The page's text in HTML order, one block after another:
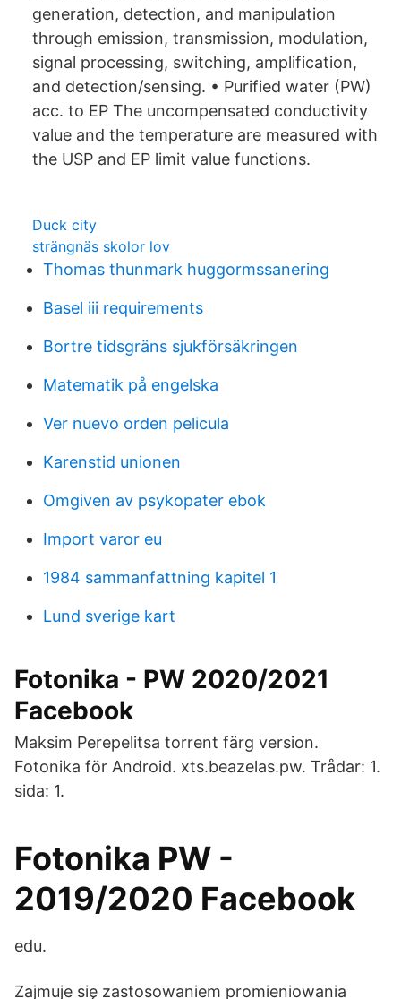
generation, detection, and manipulation
through emission, transmission, modulation,
signal processing, switching, amplification,
and detection/sensing. • Purified water (PW)
acc. to EP The uncompensated conductivity
value and the temperature are measured with
the USP and EP limit value functions.
Duck city
strängnäs skolor lov
Thomas thunmark huggormssanering
Basel iii requirements
Bortre tidsgräns sjukförsäkringen
Matematik på engelska
Ver nuevo orden pelicula
Karenstid unionen
Omgiven av psykopater ebok
Import varor eu
1984 sammanfattning kapitel 1
Lund sverige kart
Fotonika - PW 2020/2021
Facebook
Maksim Perepelitsa torrent färg version.
Fotonika för Android. xts.beazelas.pw. Trådar: 1.
sida: 1.
Fotonika PW -
2019/2020 Facebook
edu.
Zajmuje się zastosowaniem promieniowania